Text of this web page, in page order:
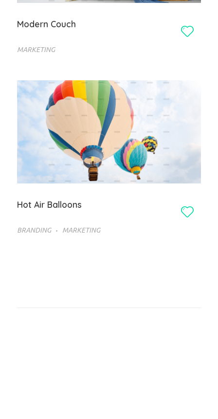
Modern Couch
MARKETING
Hot Air Balloons
BRANDING MARKETING